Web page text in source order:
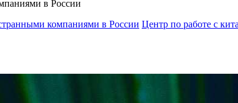
в России
компаниями в России Центр по работе с